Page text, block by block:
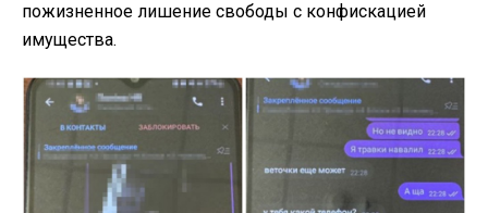
пожизненное лишение свободы с конфискацией
имущества.